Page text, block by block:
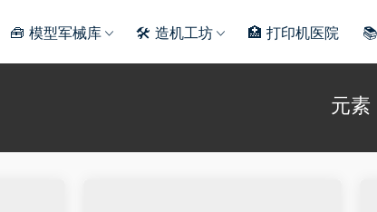
🧰 模型军械库 🛠️ 造机工坊 🏥 打印机医院
元素